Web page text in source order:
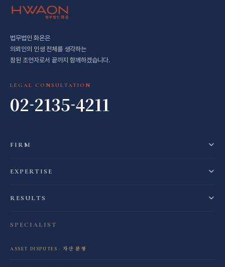
법무법인 화온은
의뢰인의 인생 전체를 생각하는
참된 조언자로서 끝까지 함께하겠습니다.
LEGAL CONSULTATION
02-2135-4211
FIRM
EXPERTISE
RESULTS
SPECIALIST
ASSET DISPUTES · 자산 분쟁